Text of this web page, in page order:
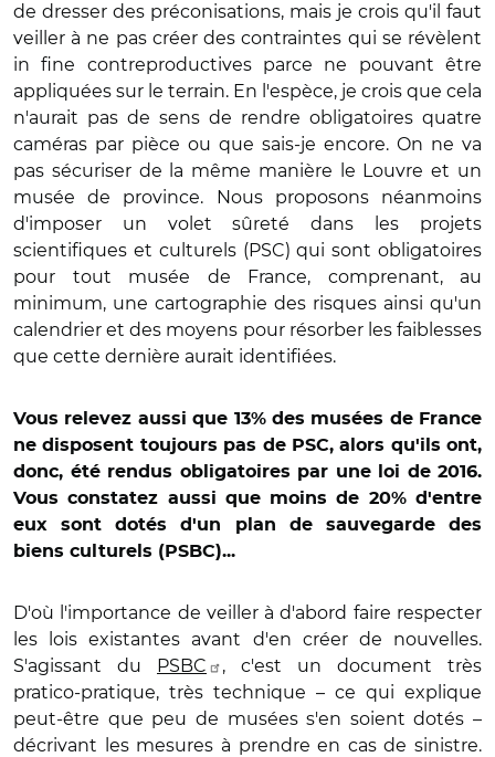
de dresser des préconisations, mais je crois qu'il faut
veiller à ne pas créer des contraintes qui se révèlent
in fine contreproductives parce ne pouvant être
appliquées sur le terrain. En l'espèce, je crois que cela
n'aurait pas de sens de rendre obligatoires quatre
caméras par pièce ou que sais-je encore. On ne va
pas sécuriser de la même manière le Louvre et un
musée de province. Nous proposons néanmoins
d'imposer un volet sûreté dans les projets
scientifiques et culturels (PSC) qui sont obligatoires
pour tout musée de France, comprenant, au
minimum, une cartographie des risques ainsi qu'un
calendrier et des moyens pour résorber les faiblesses
que cette dernière aurait identifiées.
Vous relevez aussi que 13% des musées de France
ne disposent toujours pas de PSC, alors qu'ils ont,
donc, été rendus obligatoires par une loi de 2016.
Vous constatez aussi que moins de 20% d'entre
eux sont dotés d'un plan de sauvegarde des
biens culturels (PSBC)...
D'où l'importance de veiller à d'abord faire respecter
les lois existantes avant d'en créer de nouvelles.
S'agissant du PSBC
, c'est un document très
pratico-pratique, très technique – ce qui explique
peut-être que peu de musées s'en soient dotés –
décrivant les mesures à prendre en cas de sinistre.